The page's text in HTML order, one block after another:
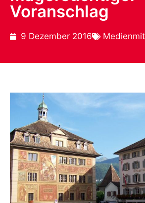
Voranschlag
9 Dezember 2016